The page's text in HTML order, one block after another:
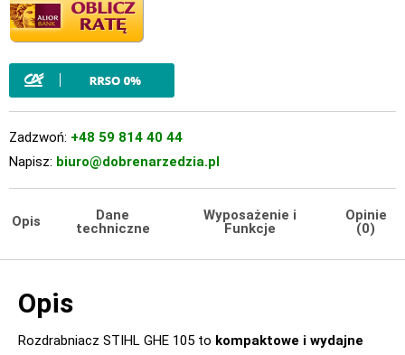
Zadzwoń: +48 59 814 40 44
Napisz: biuro@dobrenarzedzia.pl
Opis
Dane
techniczne
Wyposażenie i
Funkcje
Opinie
(0)
Opis
Rozdrabniacz STIHL GHE 105 to kompaktowe i wydajne